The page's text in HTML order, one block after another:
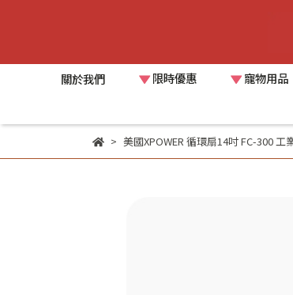
關於我們 限時優惠 寵物用品
美國XPOWER 循環扇14吋 FC-300